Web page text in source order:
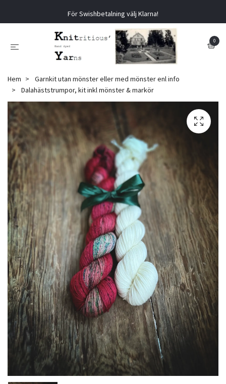
För Swishbetalning välj Klarna!
0
Hem
Garnkit utan mönster eller med mönster enl info
Dalahäststrumpor, kit inkl mönster & markör